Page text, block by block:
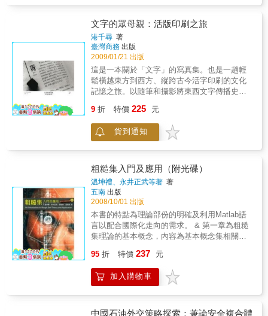
模擬試題，附有解答，俾使讀者易於學習及認
識。適用指標：◎參加技術士檢定人員。◎相
關科系之學生。◎相關職業之從業人員。
文字的眾母親：活版印刷之旅
港千尋 著
臺灣商務 出版
2009/01/21 出版
這是一本關於「文字」的寫真集。也是一趟輕
鬆橫越東方到西方、縱跨古今活字印刷的文化
記憶之旅。以隨筆和攝影將東西文字傳播史和
最後的一本。本書難得之處，在於深入幾乎是
禁地的法國國家印刷廠內部，為當今屈指可數
世界最古老的印刷廠，拍攝珍貴的照片紀錄。
觀察細膩的文字和充滿人文風格的影像呈現。
本書特色：★ 令人驚豔的「活字版印刷」專題
書！★ 穿插大量珍貴圖片，一睹傳統印刷工藝
之美。
9 折 特價 225 元
貨到通知
粗糙集入門及應用（附光碟）
溫坤禮、永井正武等著 著
五南 出版
2008/10/01 出版
本書的特點為理論部份的明確及利用Matlab語
言以配合國際化走向的需求。 & 第一章為粗糙
集理論的基本概念，內容為基本概念集相關軟
觀念，有不可分辨關係、下近似集、上近似
集、邊界集、正域、近似精確度、粗糙度、歸
屬函數、屬性約簡與核的介紹。 第三章對區間
的理論部分加以完整的解析。 第五章為應用實
95 折 特價 237 元
加入購物車
中國石油外交策略探索：兼論安全複合體